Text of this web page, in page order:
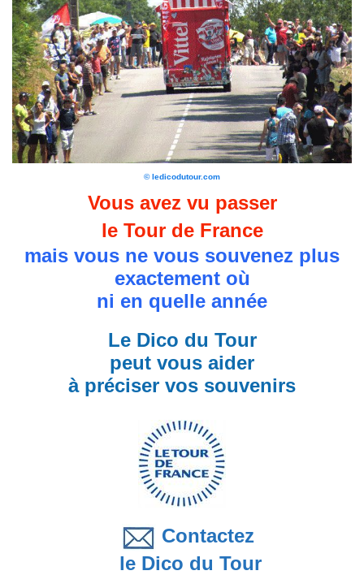
© ledicodutour.com
Vous avez vu passer
le Tour de France
mais vous ne vous souvenez plus
exactement où
ni en quelle année
Le Dico du Tour
peut vous aider
à préciser vos souvenirs
Contactez
le Dico du Tour